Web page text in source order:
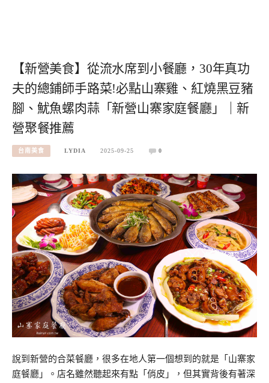
【新營美食】從流水席到小餐廳，30年真功
夫的總鋪師手路菜!必點山寨雞、紅燒黑豆豬
腳、魷魚螺肉蒜「新營山寨家庭餐廳」｜新
營聚餐推薦
台南美食 LYDIA 2025-09-25 0
說到新營的合菜餐廳，很多在地人第一個想到的就是「山寨家
庭餐廳」。店名雖然聽起來有點「俏皮」，但其實背後有著深